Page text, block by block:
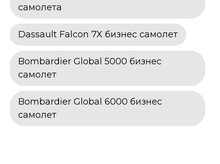
самолета
Dassault Falcon 7X бизнес самолет
Bombardier Global 5000 бизнес
самолет
Bombardier Global 6000 бизнес
самолет